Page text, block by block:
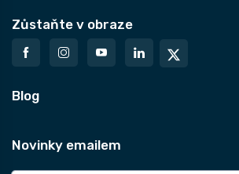
Zůstaňte v obraze
Blog
Novinky emailem